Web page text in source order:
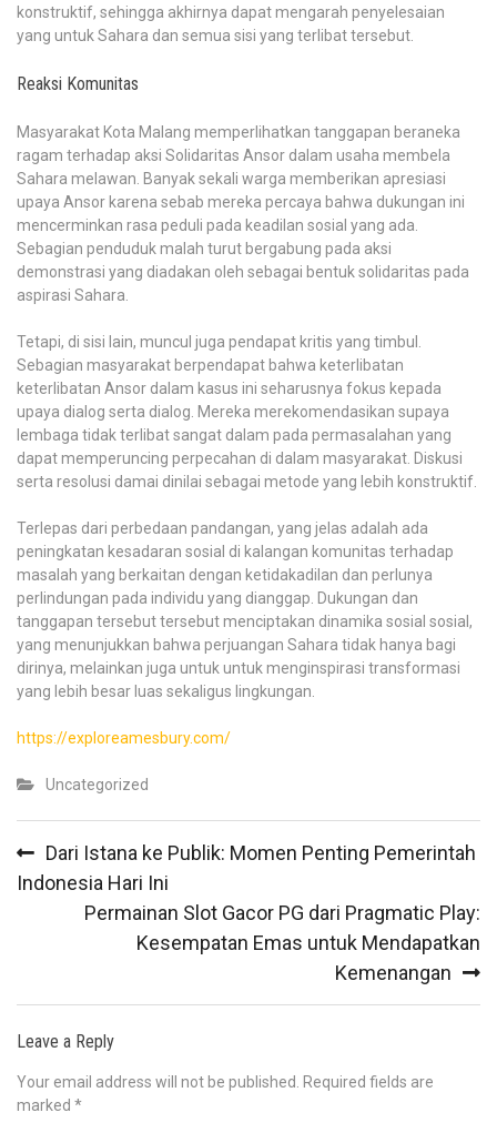
konstruktif, sehingga akhirnya dapat mengarah penyelesaian
yang untuk Sahara dan semua sisi yang terlibat tersebut.
Reaksi Komunitas
Masyarakat Kota Malang memperlihatkan tanggapan beraneka
ragam terhadap aksi Solidaritas Ansor dalam usaha membela
Sahara melawan. Banyak sekali warga memberikan apresiasi
upaya Ansor karena sebab mereka percaya bahwa dukungan ini
mencerminkan rasa peduli pada keadilan sosial yang ada.
Sebagian penduduk malah turut bergabung pada aksi
demonstrasi yang diadakan oleh sebagai bentuk solidaritas pada
aspirasi Sahara.
Tetapi, di sisi lain, muncul juga pendapat kritis yang timbul.
Sebagian masyarakat berpendapat bahwa keterlibatan
keterlibatan Ansor dalam kasus ini seharusnya fokus kepada
upaya dialog serta dialog. Mereka merekomendasikan supaya
lembaga tidak terlibat sangat dalam pada permasalahan yang
dapat memperuncing perpecahan di dalam masyarakat. Diskusi
serta resolusi damai dinilai sebagai metode yang lebih konstruktif.
Terlepas dari perbedaan pandangan, yang jelas adalah ada
peningkatan kesadaran sosial di kalangan komunitas terhadap
masalah yang berkaitan dengan ketidakadilan dan perlunya
perlindungan pada individu yang dianggap. Dukungan dan
tanggapan tersebut tersebut menciptakan dinamika sosial sosial,
yang menunjukkan bahwa perjuangan Sahara tidak hanya bagi
dirinya, melainkan juga untuk untuk menginspirasi transformasi
yang lebih besar luas sekaligus lingkungan.
https://exploreamesbury.com/
Uncategorized
navigation
Dari Istana ke Publik: Momen Penting Pemerintah
Indonesia Hari Ini
Permainan Slot Gacor PG dari Pragmatic Play:
Kesempatan Emas untuk Mendapatkan
Kemenangan
Leave a Reply
Your email address will not be published. Required fields are
marked *